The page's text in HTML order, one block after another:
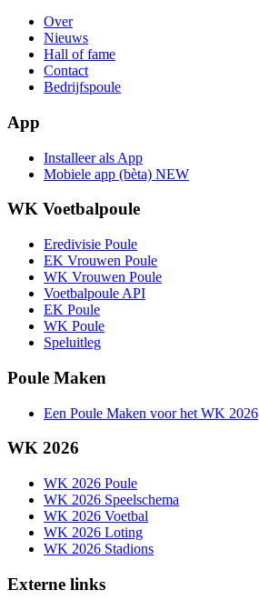
Over
Nieuws
Hall of fame
Contact
Bedrijfspoule
App
Installeer als App
Mobiele app (bèta) NEW
WK Voetbalpoule
Eredivisie Poule
EK Vrouwen Poule
WK Vrouwen Poule
Voetbalpoule API
EK Poule
WK Poule
Speluitleg
Poule Maken
Een Poule Maken voor het WK 2026
WK 2026
WK 2026 Poule
WK 2026 Speelschema
WK 2026 Voetbal
WK 2026 Loting
WK 2026 Stadions
Externe links